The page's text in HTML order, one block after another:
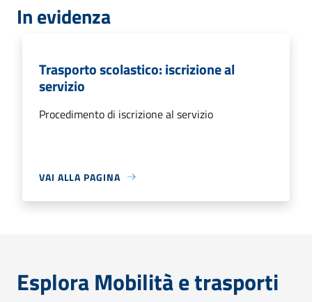
In evidenza
Trasporto scolastico: iscrizione al
servizio
Procedimento di iscrizione al servizio
VAI ALLA PAGINA
Esplora Mobilità e trasporti